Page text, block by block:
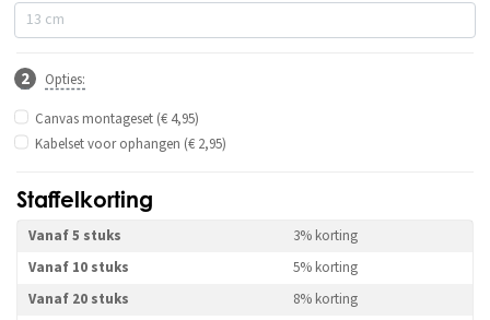
Opties:
Canvas montageset (€ 4,95)
Kabelset voor ophangen (€ 2,95)
Staffelkorting
Vanaf 5 stuks
3% korting
Vanaf 10 stuks
5% korting
Vanaf 20 stuks
8% korting